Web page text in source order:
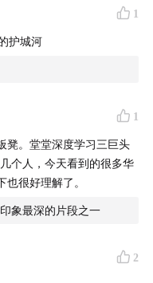
微博等视频平台，观看
工智能实验室研究总
1
护城河
1
凳。堂堂深度学习三巨头
个人，今天看到的很多华
很好理解了。
象最深的片段之一
2